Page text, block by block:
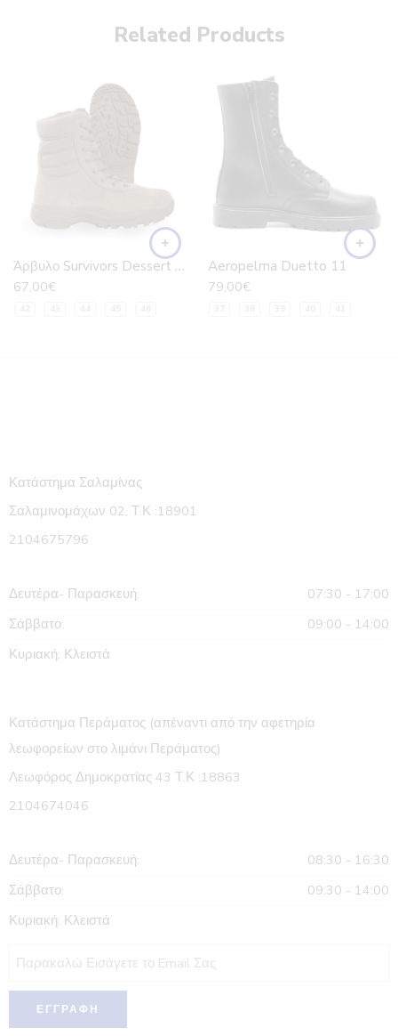
Related Products
Άρβυλο Survivors Dessert Trooper SZ με φερμουάρ στο πλάι
67,00€
Aeropelma Duetto 11
79,00€
Κατάστημα Σαλαμίνας
Σαλαμινομάχων 02, Τ.Κ :18901
2104675796
Δευτέρα- Παρασκευή:
07:30 - 17:00
Σάββατο:
09:00 - 14:00
Κυριακή: Κλειστά
Κατάστημα Περάματος (απέναντι από την αφετηρία
λεωφορείων στο λιμάνι Περάματος)
Λεωφόρος Δημοκρατίας 43 Τ.Κ :18863
2104674046
Δευτέρα- Παρασκευή:
08:30 - 16:30
Σάββατο:
09:30 - 14:00
Κυριακή: Κλειστά